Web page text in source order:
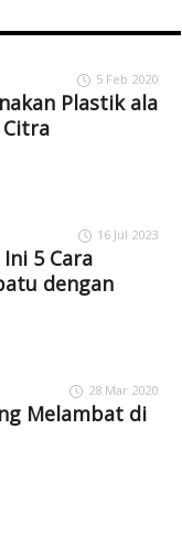
5 Feb 2020
Plastik ala
16 Jul 2023
5 Cara
dengan
28 Mar 2020
Melambat di